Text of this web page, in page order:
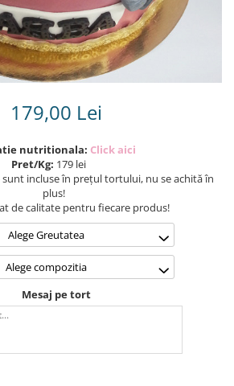
179,00 Lei
nutritionala: Click aici
Pret/Kg: 179 lei
incluse în prețul tortului, nu se achită în
plus!
de calitate pentru fiecare produs!
Alege Greutatea
Alege compozitia
Mesaj pe tort